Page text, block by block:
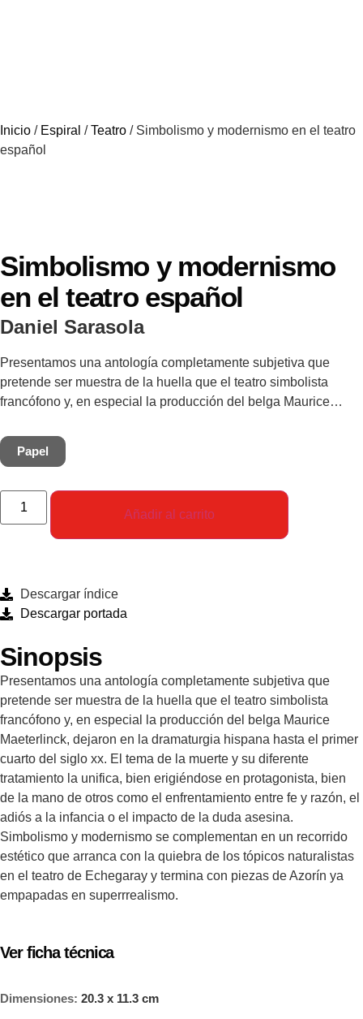
Inicio / Espiral /Teatro / Simbolismo y modernismo en el teatro
español
Simbolismo y modernismo
en el teatro español
Daniel Sarasola
Presentamos una antología completamente subjetiva que
pretende ser muestra de la huella que el teatro simbolista
francófono y, en especial la producción del belga Maurice
cuarto del siglo xx. El tema de la muerte y su diferente
tratamiento la unifica, bien erigiéndose en protagonista, bien
adiós a la infancia o el impacto de la duda asesina.
Simbolismo y modernismo se complementan en un recorrido
estético que arranca con la quiebra de los tópicos naturalistas
Papel
Añadir al carrito
Descargar índice
Descargar portada
Sinopsis
Presentamos una antología completamente subjetiva que
pretende ser muestra de la huella que el teatro simbolista
francófono y, en especial la producción del belga Maurice
Maeterlinck, dejaron en la dramaturgia hispana hasta el primer
cuarto del siglo xx. El tema de la muerte y su diferente
tratamiento la unifica, bien erigiéndose en protagonista, bien
de la mano de otros como el enfrentamiento entre fe y razón, el
adiós a la infancia o el impacto de la duda asesina.
Simbolismo y modernismo se complementan en un recorrido
estético que arranca con la quiebra de los tópicos naturalistas
en el teatro de Echegaray y termina con piezas de Azorín ya
empapadas en superrrealismo.
Ver ficha técnica
Dimensiones: 20.3 x 11.3 cm